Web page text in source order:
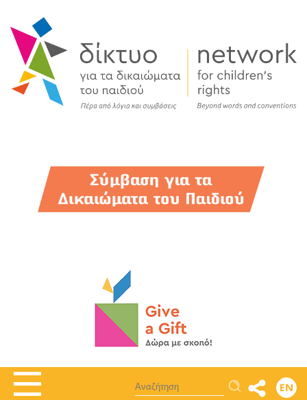
Αναζήτηση EN